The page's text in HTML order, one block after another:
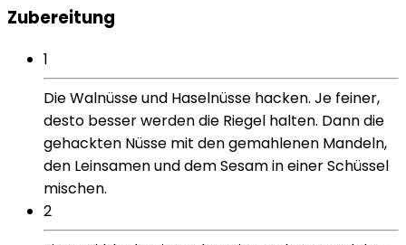
Zubereitung
1
Die Walnüsse und Haselnüsse hacken. Je feiner,
desto besser werden die Riegel halten. Dann die
gehackten Nüsse mit den gemahlenen Mandeln,
den Leinsamen und dem Sesam in einer Schüssel
mischen.
2